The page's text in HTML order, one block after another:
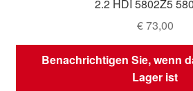
2.2 HDI 5802Z5
€73,00
Benachrichtigen Sie, wenn
Lager ist